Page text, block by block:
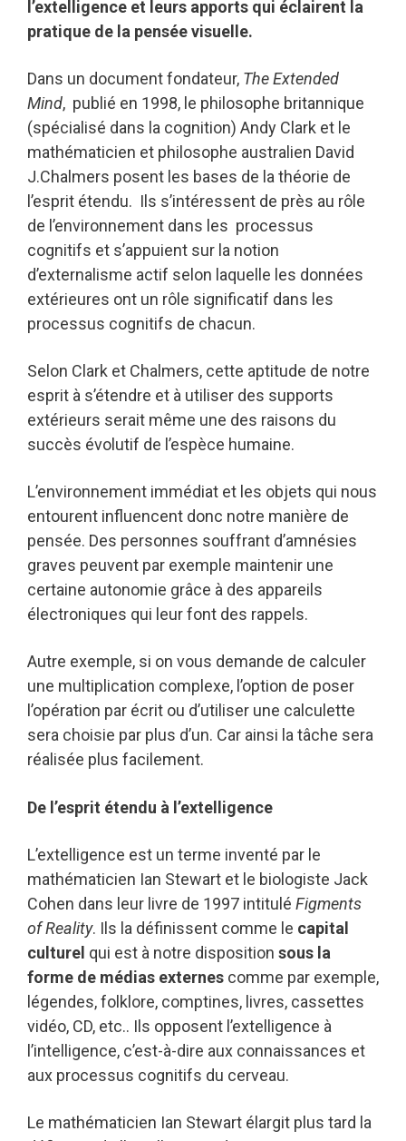
l’extelligence et leurs apports qui éclairent la
pratique de la pensée visuelle.
Dans un document fondateur, The Extended
Mind, publié en 1998, le philosophe britannique
(spécialisé dans la cognition) Andy Clark et le
mathématicien et philosophe australien David
J.Chalmers posent les bases de la théorie de
l’esprit étendu. Ils s’intéressent de près au rôle
de l’environnement dans les processus
cognitifs et s’appuient sur la notion
d’externalisme actif selon laquelle les données
extérieures ont un rôle significatif dans les
processus cognitifs de chacun.
Selon Clark et Chalmers, cette aptitude de notre
esprit à s’étendre et à utiliser des supports
extérieurs serait même une des raisons du
succès évolutif de l’espèce humaine.
L’environnement immédiat et les objets qui nous
entourent influencent donc notre manière de
pensée. Des personnes souffrant d’amnésies
graves peuvent par exemple maintenir une
certaine autonomie grâce à des appareils
électroniques qui leur font des rappels.
Autre exemple, si on vous demande de calculer
une multiplication complexe, l’option de poser
l’opération par écrit ou d’utiliser une calculette
sera choisie par plus d’un. Car ainsi la tâche sera
réalisée plus facilement.
De l’esprit étendu à l’extelligence
L’extelligence est un terme inventé par le
mathématicien Ian Stewart et le biologiste Jack
Cohen dans leur livre de 1997 intitulé Figments
of Reality. Ils la définissent comme le capital
culturel qui est à notre disposition sous la
forme de médias externes comme par exemple,
légendes, folklore, comptines, livres, cassettes
vidéo, CD, etc.. Ils opposent l’extelligence à
l’intelligence, c’est-à-dire aux connaissances et
aux processus cognitifs du cerveau.
Le mathématicien Ian Stewart élargit plus tard la